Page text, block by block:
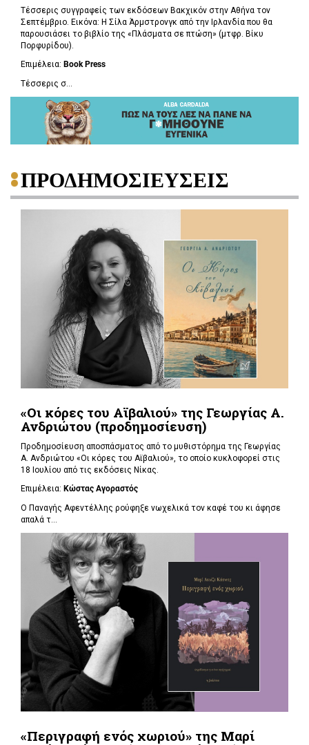
Τέσσερις συγγραφείς των εκδόσεων Βακχικόν στην Αθήνα τον
Σεπτέμβριο. Εικόνα: Η Σίλα Άρμστρονγκ από την Ιρλανδία που θα
παρουσιάσει το βιβλίο της «Πλάσματα σε πτώση» (μτφρ. Βίκυ
Πορφυρίδου).
Επιμέλεια: Book Press
Τέσσερις σ...
ΠΡΟΔΗΜΟΣΙΕΥΣΕΙΣ
«Οι κόρες του Αϊβαλιού» της Γεωργίας Α.
Ανδριώτου (προδημοσίευση)
Προδημοσίευση αποσπάσματος από το μυθιστόρημα της Γεωργίας
Α. Ανδριώτου «Οι κόρες του Αϊβαλιού», το οποίο κυκλοφορεί στις
18 Ιουλίου από τις εκδόσεις Νίκας.
Επιμέλεια: Κώστας Αγοραστός
Ο Παναγής Αφεντέλλης ρούφηξε νωχελικά τον καφέ του κι άφησε
απαλά τ...
«Περιγραφή ενός χωριού» της Μαρί